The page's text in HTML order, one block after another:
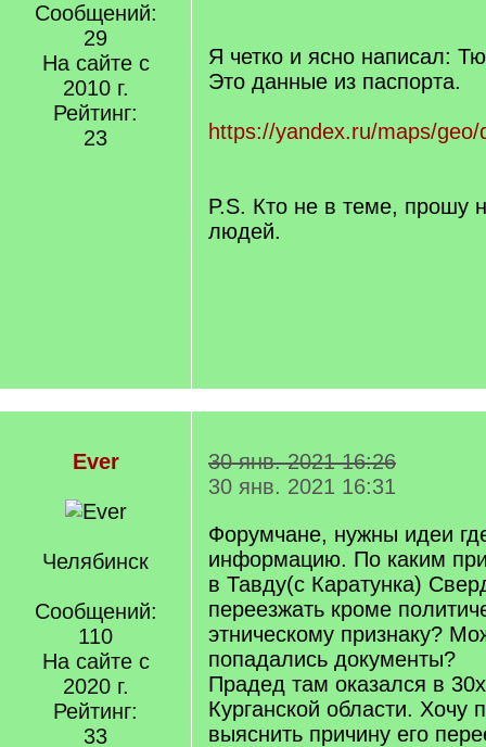
Сообщений:
29
На сайте с
2010 г.
Рейтинг:
23
Я четко и ясно написал:
Это данные из паспорта.
https://yandex.ru/maps/
P.S. Кто не в теме, прошу
людей.
Ever
Челябинск
Сообщений:
110
На сайте с
2020 г.
Рейтинг:
33
30 янв. 2021 16:26
30 янв. 2021 16:31
Форумчане, нужны идеи
информацию. По каким
в Тавду(с Каратунка)
переезжать кроме
этническому признаку?
попадались документы?
Прадед там оказался в
Курганской области. Хочу
выяснить причину его